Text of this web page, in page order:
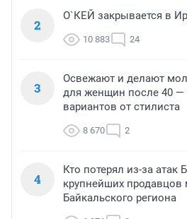
2
О`КЕЙ закрывается в
10 883 24
3
Освежают и делают
для женщин после 40 —
вариантов от стилиста
8 670 2
4
Кто потерял из-за атак
крупнейших продавцов
Байкальского региона